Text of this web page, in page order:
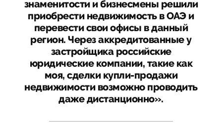
знаменитости и бизнесмены решили
приобрести недвижимость в ОАЭ и
перевести свои офисы в данный
регион. Через аккредитованные у
застройщика российские
юридические компании, такие как
моя, сделки купли-продажи
недвижимости возможно проводить
даже дистанционно».